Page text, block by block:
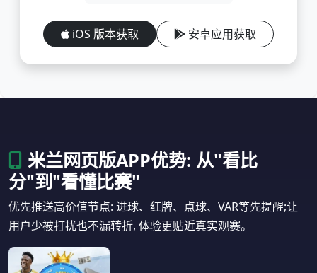
iOS 版本获取 安卓应用获取
米兰网页版APP优势: 从"看比
分"到"看懂比赛"
优先推送高价值节点: 进球、红牌、点球、VAR等先提醒;让
用户少被打扰也不漏转折, 体验更贴近真实观赛。